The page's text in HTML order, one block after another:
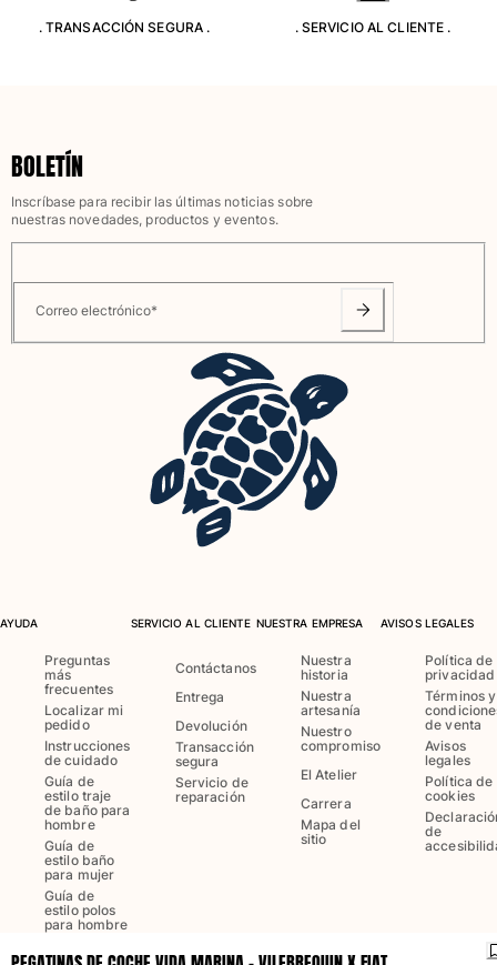
Pret-a-porter
Polos
Camisas
Shorts
Sudaderas
Ver todo Pret-a-porter
Trajes de baño
Bañadores Una Pieza
Pret-a-porter
Vestidos y Faldas
Monos
Pantalones cortos
Camisetas
Ver todo Pret-a-porter
. TRANSACCIÓN SEGURA . . SERVICIO AL CLIENTE .
BOLETÍN
Inscríbase para recibir las últimas noticias sobre
nuestras novedades, productos y eventos.
Correo electrónico*
AYUDA
Preguntas
más
frecuentes
Localizar mi
pedido
Instrucciones
de cuidado
Guía de
estilo traje
de baño para
hombre
Guía de
estilo baño
para mujer
Guía de
estilo polos
para hombre
SERVICIO AL CLIENTE
Contáctanos
Entrega
Devolución
Transacción
segura
Servicio de
reparación
NUESTRA EMPRESA
Nuestra
historia
Nuestra
artesanía
Nuestro
compromiso
El Atelier
Carrera
Mapa del
sitio
AVISOS LEGALES
Política de
privacidad
Términos y
de venta
Avisos
legales
Política de
cookies
de